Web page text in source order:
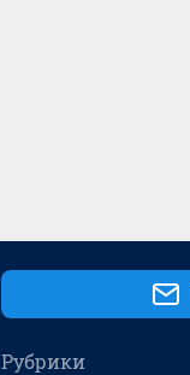
Рубрики